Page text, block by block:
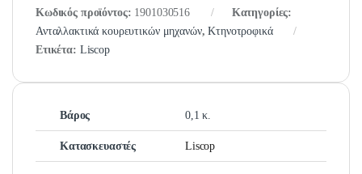
Κωδικός προϊόντος: 1901030516
Κατηγορίες:
Ανταλλακτικά κουρευτικών μηχανών,Κτηνοτροφικά
Ετικέτα: Liscop
Βάρος 0,1 κ.
Κατασκευαστές Liscop